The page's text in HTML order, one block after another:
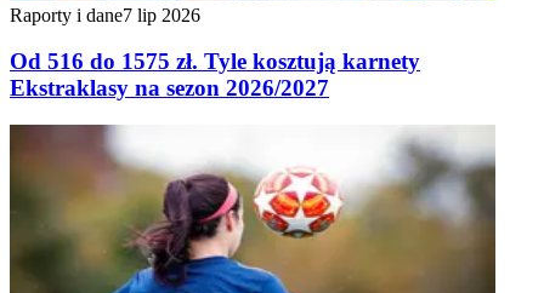
Raporty i dane7 lip 2026
Od 516 do 1575 zł. Tyle kosztują karnety
Ekstraklasy na sezon 2026/2027